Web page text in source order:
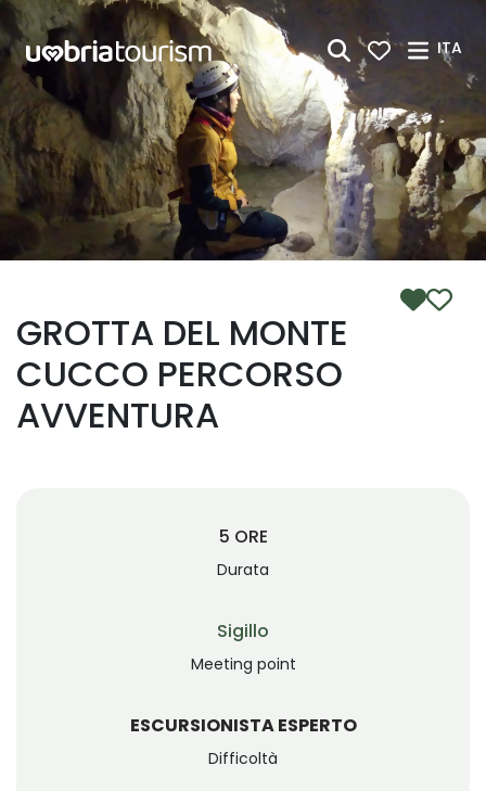
Skip to Main Content
ITA
GROTTA DEL MONTE
CUCCO PERCORSO
AVVENTURA
5 ORE
Durata
Sigillo
Meeting point
ESCURSIONISTA ESPERTO
Difficoltà